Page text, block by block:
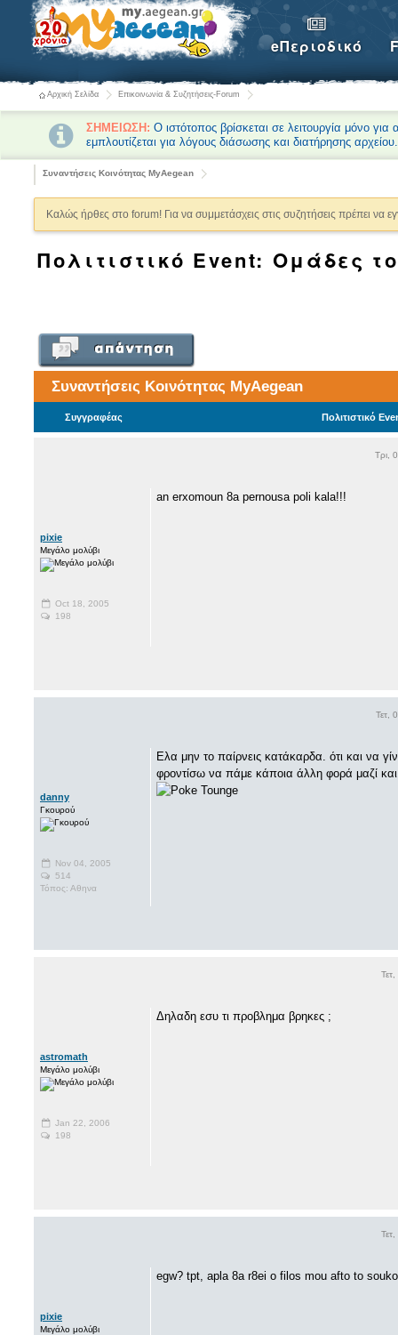
eΠεριοδικό
Αρχική Σελίδα Επικοινωνία & Συζητήσεις-Forum
ΣΗΜΕΙΩΣΗ: Ο ιστότοπος βρίσκεται σε λειτουργία μόνο
εμπλουτίζεται για λόγους διάσωσης και διατήρησης αρχείου.
Συναντήσεις Κοινότητας MyAegean
Καλώς ήρθες στο forum! Για να συμμετάσχεις στις συζητήσεις πρέπει να
Πολιτιστικό Εvent: Ομάδες
Συναντήσεις Κοινότητας MyAegean
Συγγραφέας Πολιτιστικό
Τρι,
pixie
Μεγάλο μολύβι
Oct 18, 2005
198
an erxomoun 8a pernousa poli kala!!!
Τετ,
danny
Γκουρού
Nov 04, 2005
514
Τόπος: Αθηνα
Ελα μην το παίρνεις κατάκαρδα. ότι και να
φροντίσω να πάμε κάποια άλλη φορά μαζί
astromath
Μεγάλο μολύβι
Jan 22, 2006
198
Δηλαδη εσυ τι προβλημα βρηκες ;
pixie
Μεγάλο μολύβι
egw? tpt, apla 8a r8ei o filos mou afto to